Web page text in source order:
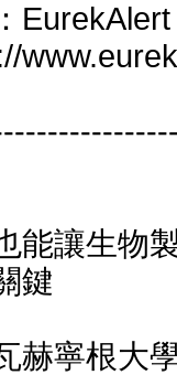
能讓生物
鍵
赫寧根大